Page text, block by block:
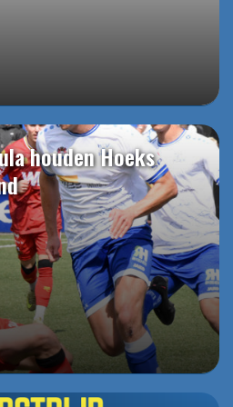
houden Hoeks